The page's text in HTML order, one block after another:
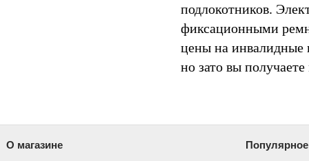
подлокотников.
фиксационными
цены на инвалидные
но зато вы
О магазине Популярное